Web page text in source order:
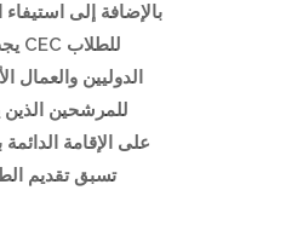
الدوليين
على الإقامة
تسبق تقديم